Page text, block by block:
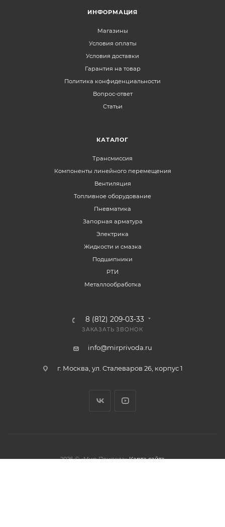
ИНФОРМАЦИЯ
Магазины
Условия оплаты
Условия доставки
Гарантия на товар
Политика конфиденциальности
Вопрос-ответ
Статьи
КАТАЛОГ
Трансмиссия
Компоненты линейного перемещения
Вентиляция
Топливное оборудование
Пневматика
Запорная арматура
Электрика
Жидкости и смазка
Подшипники
РТИ
Металлообработка
8 (812) 209-03-33
ЗАКАЗАТЬ ЗВОНОК
info@mirprivoda.ru
г. Москва, ул. Сталеваров 26, корпус 1
2026 © «Мир Привода» Карта сайта